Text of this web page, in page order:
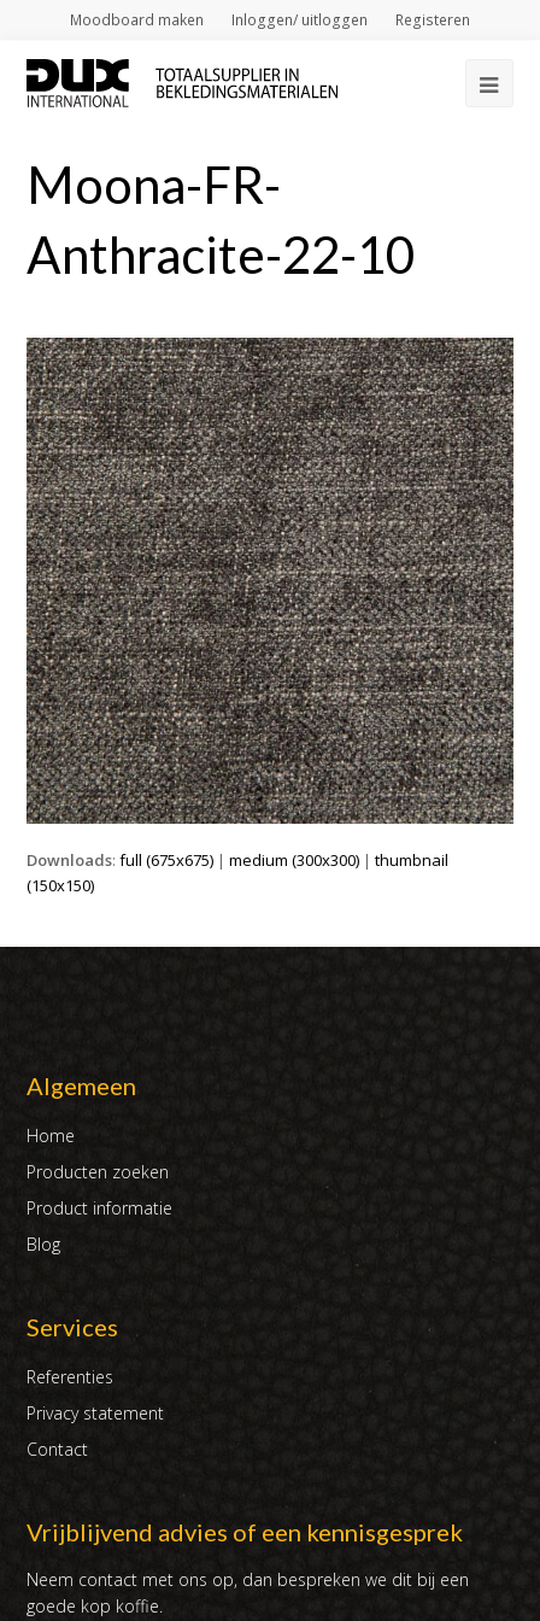
Moodboard maken Inloggen/ uitloggen Registeren
Moona-FR-
Anthracite-22-10
Downloads:full (675x675) |medium (300x300) |thumbnail
(150x150)
Algemeen
Home
Producten zoeken
Product informatie
Blog
Services
Referenties
Privacy statement
Contact
Vrijblijvend advies of een kennisgesprek
Neem contact met ons op, dan bespreken we dit bij een
goede kop koffie.